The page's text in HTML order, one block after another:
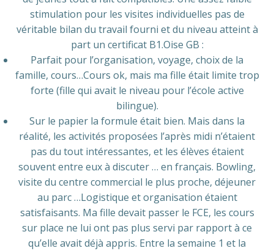
stimulation pour les visites individuelles pas de
véritable bilan du travail fourni et du niveau atteint à
part un certificat B1.Oise GB :
Parfait pour l’organisation, voyage, choix de la
famille, cours…Cours ok, mais ma fille était limite trop
forte (fille qui avait le niveau pour l’école active
bilingue).
Sur le papier la formule était bien. Mais dans la
réalité, les activités proposées l’après midi n’étaient
pas du tout intéressantes, et les élèves étaient
souvent entre eux à discuter … en français. Bowling,
visite du centre commercial le plus proche, déjeuner
au parc …Logistique et organisation étaient
satisfaisants. Ma fille devait passer le FCE, les cours
sur place ne lui ont pas plus servi par rapport à ce
qu’elle avait déjà appris. Entre la semaine 1 et la